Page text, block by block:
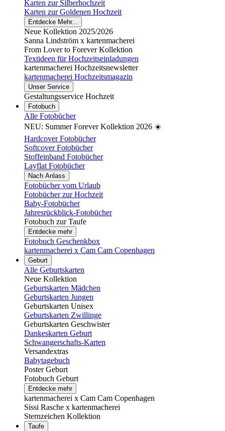
Karten zur Silberhochzeit
Karten zur Goldenen Hochzeit
Entdecke Mehr...
Neue Kollektion 2025/2026
Sanna Lindström x kartenmacherei
From Lover to Forever Kollektion
Textideen für Hochzeitseinladungen
kartenmacherei Hochzeitsnewsletter
kartenmacherei Hochzeitsmagazin
Unser Service
Gestaltungsservice Hochzeit
Fotobuch
Alle Fotobücher
NEU: Summer Forever Kollektion 2026 ☀️
Hardcover Fotobücher
Softcover Fotobücher
Stoffeinband Fotobücher
Layflat Fotobücher
Nach Anlass
Fotobücher vom Urlaub
Fotobücher zur Hochzeit
Baby-Fotobücher
Jahresrückblick-Fotobücher
Fotobuch zur Taufe
Entdecke mehr
Fotobuch Geschenkbox
kartenmacherei x Cam Cam Copenhagen
Geburt
Alle Geburtskarten
Neue Kollektion
Geburtskarten Mädchen
Geburtskarten Jungen
Geburtskarten Unisex
Geburtskarten Zwillinge
Geburtskarten Geschwister
Dankeskarten Geburt
Schwangerschafts-Karten
Versandextras
Babytagebuch
Poster Geburt
Fotobuch Geburt
Entdecke mehr
kartenmacherei x Cam Cam Copenhagen
Sissi Rasche x kartenmacherei
Sternzeichen Kollektion
Taufe